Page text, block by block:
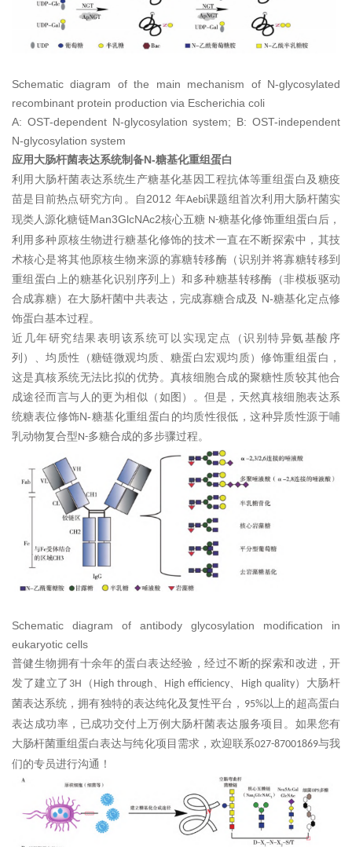
Schematic diagram of the main mechanism of N-glycosylated
recombinant protein production via Escherichia coli
A: OST-dependent N-glycosylation system; B: OST-independent
N-glycosylation system
应用大肠杆菌表达系统制备N-糖基化重组蛋白
利用大肠杆菌表达系统生产糖基化基因工程抗体等重组蛋白及糖疫
苗是目前热点研究方向 。 自 2012 年Aebi课题组首次利用 大肠杆菌实
现类人源化糖链Man3GlcNAc2核心五糖 N-糖基化修饰重组蛋白后，
利用多种原核生物进行糖基化修饰的技术一直在不断探索中，其技
术核心是将其他原核生物来源的寡糖转移酶 （ 识别并将寡糖转移到
重组蛋白上的糖基化识别序列上 ）和多种糖基转移酶 （非模板驱动
合成寡糖）在大肠杆菌中共表达，完成寡糖合成及 N-糖基化定点修
饰蛋白基本过程。
近几年研究结果表明该系统可以实现定点
（识别特异氨基酸序
列 ） 、均质性 （糖链微观均质、糖蛋白宏观均质）修饰重组蛋白，
这是真核系统无法比拟的优势。真核细胞合成的聚糖性质较其他合
成途径而言与人的更为相似 （如图）
。但是，天然真核细胞表达系
统糖表位修饰N-糖基化重组蛋白的均质性很低，这种异质性源于哺
乳动物复合型 N-多糖合成的多步骤过程。
Schematic diagram of antibody glycosylation modification in
eukaryotic cells
普健生物拥有十余年的蛋白表达经验，经过不断的探索和改进，开
发了建立了 3H （ High through、 High efficiency、 High quality）大肠杆
菌表达系统，拥有独特的表达纯化及复性平台， 95%以上的超高蛋白
表达成功率，已成功交付上万例大肠杆菌表达服务项目。 如果您有
大肠杆菌重组蛋白表达与纯化项目 需求，欢迎联系027-87001869与我
们的专员进行沟通！